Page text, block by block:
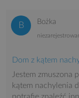
Bożka
Dom z kątem
Jestem zmuszona
kątem nachylenia
potrafię znaleźć